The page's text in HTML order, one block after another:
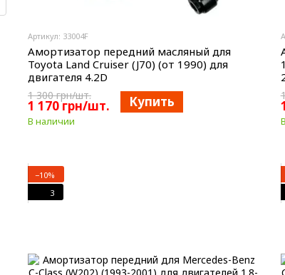
Артикул: 33004F
Амортизатор передний масляный для
Toyota Land Cruiser (J70) (от 1990) для
двигателя 4.2D
1 300 грн/шт.
1 170 грн/шт. Купить
В наличии
−10%
3